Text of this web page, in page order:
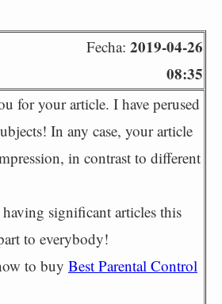
Fecha: 2019-04-26
08:35
for your article. I have perused
In any case, your article
in contrast to different
significant articles this
to everybody!
to buy Best Parental Control